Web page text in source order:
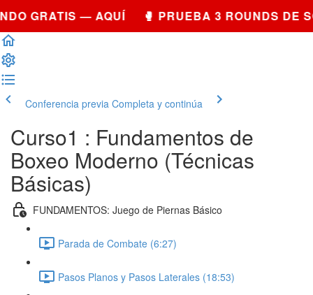
GRATIS — AQUÍ 🥊 PRUEBA 3 ROUNDS
Conferencia previa Completa y continúa
Curso1 : Fundamentos de
Boxeo Moderno (Técnicas
Básicas)
FUNDAMENTOS: Juego de Piernas Básico
Parada de Combate (6:27)
Pasos Planos y Pasos Laterales (18:53)